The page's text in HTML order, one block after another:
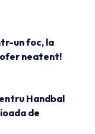
un foc, la
neatent!
Handbal
de